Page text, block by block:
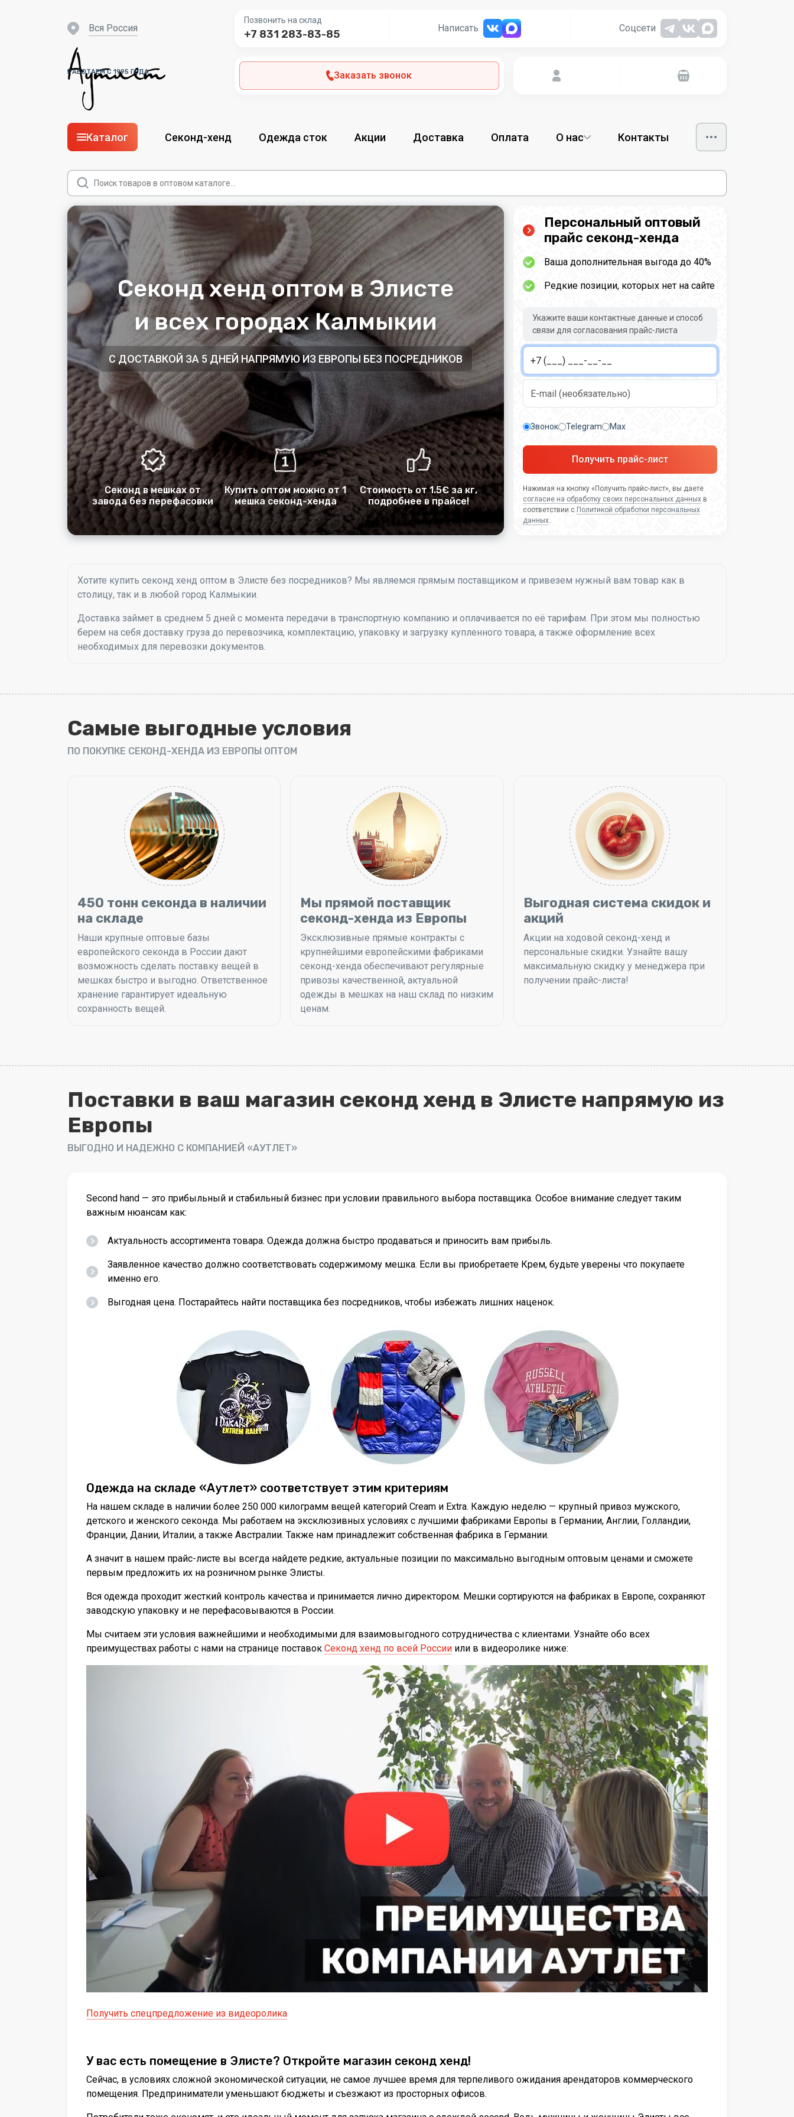
РАБОТАЕМ С 1995 ГОДА
вся Россия
Позвонить на склад
+7 831 283-83-85 Написать Соцсети
Заказать звонок
Каталог Секонд-хенд Одежда сток Акции Доставка Оплата О нас Контакты
Поиск
товаров
Секонд хенд оптом в Элисте
и всех городах Калмыкии
С ДОСТАВКОЙ ЗА 5 ДНЕЙ НАПРЯМУЮ ИЗ ЕВРОПЫ БЕЗ ПОСРЕДНИКОВ
Секонд в мешках от
завода без перефасовки
Купить оптом можно от 1
мешка секонд-хенда
Стоимость от 1.5€ за кг,
подробнее в прайсе!
Персональный оптовый
прайс секонд-хенда
Ваша дополнительная выгода до 40%
Редкие позиции, которых нет на сайте
Укажите ваши контактные данные и способ
связи для согласования прайс-листа
Звонок Telegram Max
Получить прайс-лист
Нажимая на кнопку «Получить прайс-лист», вы даете
согласие на обработку своих персональных данныхв
соответствии с Политикой обработки персональных
данных.
Хотите купить секонд хенд оптом в Элисте без посредников? Мы являемся прямым поставщиком и привезем нужный вам товар как в
столицу, так и в любой город Калмыкии.
Доставка займет в среднем 5 дней с момента передачи в транспортную компанию и оплачивается по её тарифам. При этом мы полностью
берем на себя доставку груза до перевозчика, комплектацию, упаковку и загрузку купленного товара, а также оформление всех
необходимых для перевозки документов.
Самые выгодные условия
ПО ПОКУПКЕ СЕКОНД-ХЕНДА ИЗ ЕВРОПЫ ОПТОМ
450 тонн секонда в наличии
на складе
Наши крупные оптовые базы
европейского секонда в России дают
возможность сделать поставку вещей в
мешках быстро и выгодно. Ответственное
хранение гарантирует идеальную
сохранность вещей.
Мы прямой поставщик
секонд-хенда из Европы
Эксклюзивные прямые контракты с
крупнейшими европейскими фабриками
секонд-хенда обеспечивают регулярные
привозы качественной, актуальной
одежды в мешках на наш склад по низким
ценам.
Выгодная система скидок и
акций
Акции на ходовой секонд-хенд и
персональные скидки. Узнайте вашу
максимальную скидку у менеджера при
получении прайс-листа!
Поставки в ваш магазин секонд хенд в Элисте напрямую из
Европы
ВЫГОДНО И НАДЕЖНО С КОМПАНИЕЙ «АУТЛЕТ»
Second hand — это прибыльный и стабильный бизнес при условии правильного выбора поставщика. Особое внимание следует таким
важным нюансам как:
Актуальность ассортимента товара. Одежда должна быстро продаваться и приносить вам прибыль.
Заявленное качество должно соответствовать содержимому мешка. Если вы приобретаете Крем, будьте уверены что покупаете
именно его.
Выгодная цена. Постарайтесь найти поставщика без посредников, чтобы избежать лишних наценок.
Одежда на складе «Аутлет» соответствует этим критериям
На нашем складе в наличии более 250 000 килограмм вещей категорий Cream и Extra. Каждую неделю — крупный привоз мужского,
детского и женского секонда. Мы работаем на эксклюзивных условиях с лучшими фабриками Европы в Германии, Англии, Голландии,
Франции, Дании, Италии, а также Австралии. Также нам принадлежит собственная фабрика в Германии.
А значит в нашем прайс-листе вы всегда найдете редкие, актуальные позиции по максимально выгодным оптовым ценами и сможете
первым предложить их на розничном рынке Элисты.
Вся одежда проходит жесткий контроль качества и принимается лично директором. Мешки сортируются на фабриках в Европе, сохраняют
заводскую упаковку и не перефасовываются в России.
Мы считаем эти условия важнейшими и необходимыми для взаимовыгодного сотрудничества с клиентами. Узнайте обо всех
преимуществах работы с нами на странице поставок Секонд хенд по всей России или в видеоролике ниже:
Получить спецпредложение из видеоролика
У вас есть помещение в Элисте? Откройте магазин секонд хенд!
Сейчас, в условиях сложной экономической ситуации, не самое лучшее время для терпеливого ожидания арендаторов коммерческого
помещения. Предприниматели уменьшают бюджеты и съезжают из просторных офисов.